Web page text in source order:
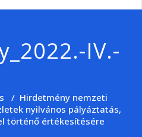
IV.-
/ Hirdetmény nemzeti
nyilvános pályáztatás,
történő értékesítésére